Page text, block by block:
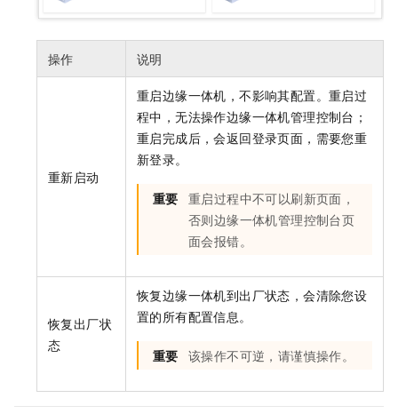
操作 说明
重新启动
重启边缘一体机，不影响其配置。重启过
程中，无法操作边缘一体机管理控制台；
重启完成后，会返回登录页面，需要您重
新登录。
重要 重启过程中不可以刷新页面，
否则边缘一体机管理控制台页
面会报错。
恢复出厂状
态
恢复边缘一体机到出厂状态，会清除您设
置的所有配置信息。
重要 该操作不可逆，请谨慎操作。